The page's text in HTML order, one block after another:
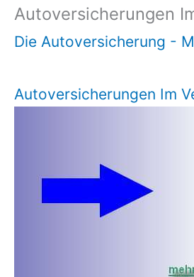
Autoversicherungen
Die Autoversicherung -
Autoversicherungen Im